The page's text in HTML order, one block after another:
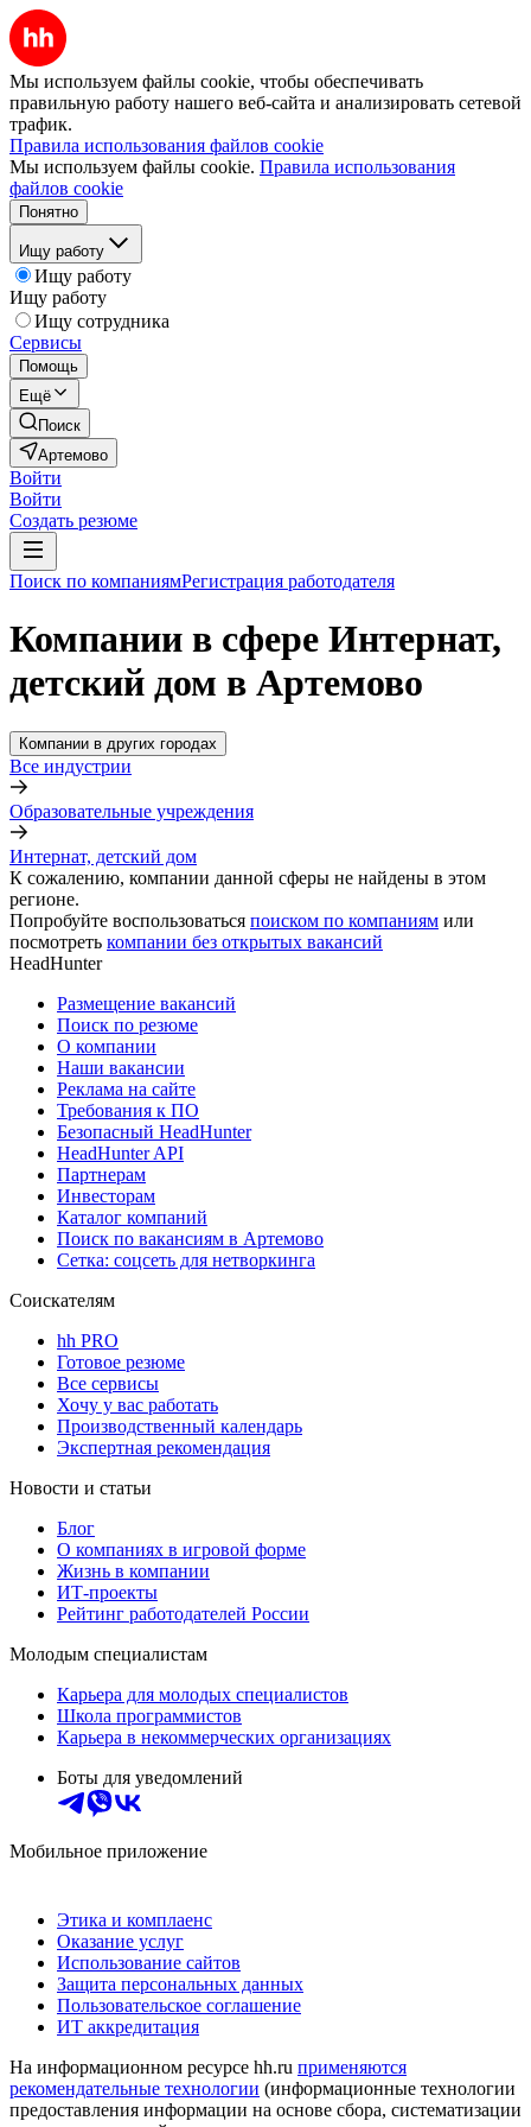
Мы используем файлы cookie, чтобы обеспечивать
правильную работу нашего веб-сайта и анализировать сетевой
трафик.
Правила использования файлов cookie
Мы используем файлы cookie. Правила использования
файлов cookie
Понятно
Ищу работу
Ищу работу
Ищу работу
Ищу сотрудника
Сервисы
Помощь
Ещё
Поиск
Артемово
Войти
Войти
Создать резюме
Поиск по компаниямРегистрация работодателя
Компании в сфере Интернат,
детский дом в Артемово
Компании в других городах
Все индустрии
Образовательные учреждения
Интернат, детский дом
К сожалению, компании данной сферы не найдены в этом
регионе.
Попробуйте воспользоваться поиском по компаниям или
посмотреть компании без открытых вакансий
HeadHunter
Размещение вакансий
Поиск по резюме
О компании
Наши вакансии
Реклама на сайте
Требования к ПО
Безопасный HeadHunter
HeadHunter API
Партнерам
Инвесторам
Каталог компаний
Поиск по вакансиям в Артемово
Сетка: соцсеть для нетворкинга
Соискателям
hh PRO
Готовое резюме
Все сервисы
Хочу у вас работать
Производственный календарь
Экспертная рекомендация
Новости и статьи
Блог
О компаниях в игровой форме
Жизнь в компании
ИТ-проекты
Рейтинг работодателей России
Молодым специалистам
Карьера для молодых специалистов
Школа программистов
Карьера в некоммерческих организациях
Боты для уведомлений
Мобильное приложение
Этика и комплаенс
Оказание услуг
Использование сайтов
Защита персональных данных
Пользовательское соглашение
ИТ аккредитация
На информационном ресурсе hh.ru применяются
рекомендательные технологии (информационные технологии
предоставления информации на основе сбора, систематизации